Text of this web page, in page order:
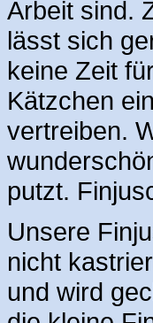
Arbeit sind.
lässt sich
keine Zeit
Kätzchen
vertreiben.
putzt.
Unsere
nicht
und wird